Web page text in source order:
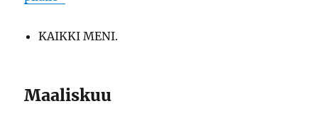
KAIKKI MENI.
Maaliskuu